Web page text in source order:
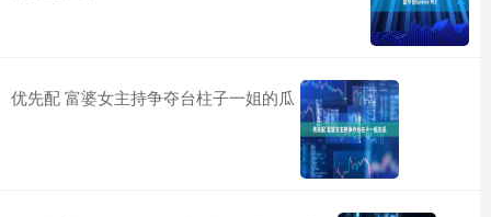
优先配 富婆女主持争夺台柱子一姐的瓜